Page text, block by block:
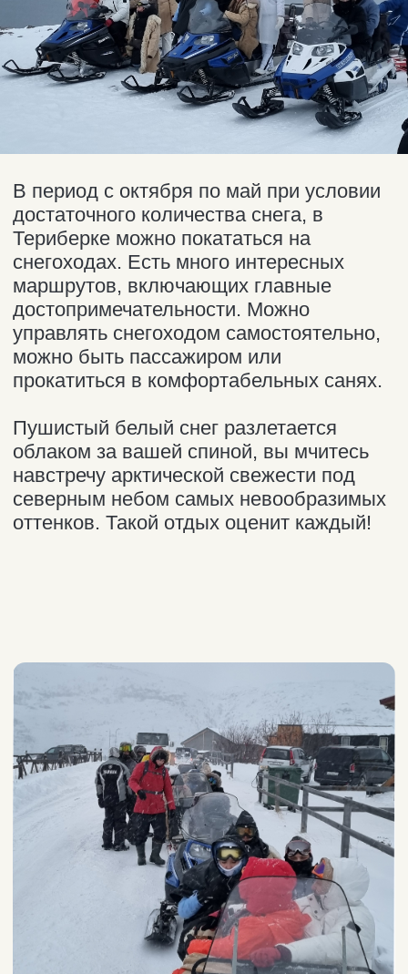
Пушистый белый снег разлетается
облаком за вашей спиной, вы мчитесь
навстречу арктической свежести под
северным небом самых невообразимых
оттенков. Такой отдых оценит каждый!
для 2 человек (водитель
цена за час / 2-местный снегоход
для 1 человека (водитель)
/ 1-местный снегоход
цена за час
4 000₽
пассажир снегохода